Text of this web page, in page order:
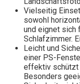
Vielseitig
sowohl
und eignet sich
Schlafzimmer.
Leicht und
einer PS-
effektiv schützt
Besonders